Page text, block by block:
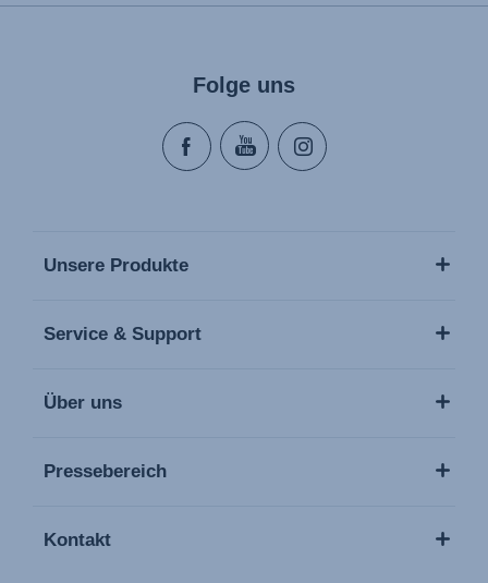
Folge uns
Unsere Produkte
Service & Support
Über uns
Pressebereich
Kontakt